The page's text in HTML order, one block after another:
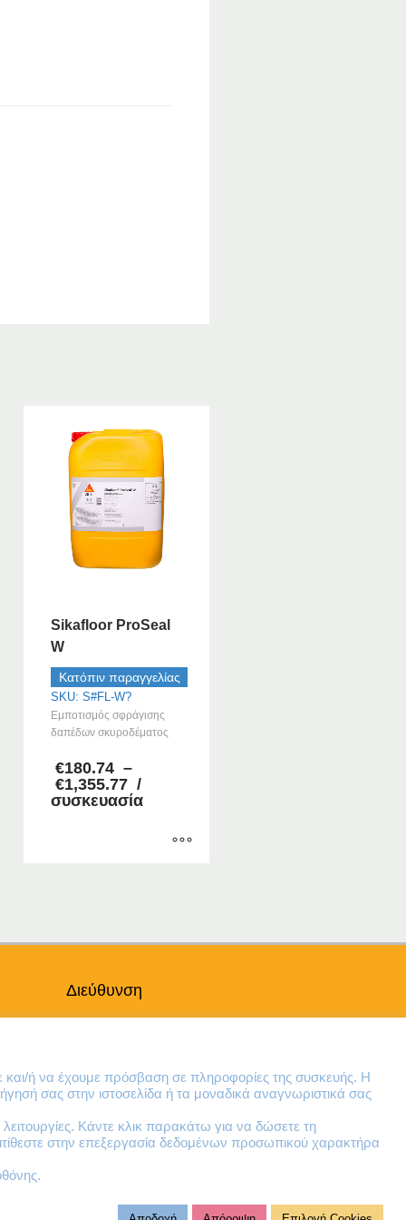
Sikafloor ProSeal
W
Κατόπιν παραγγελίας
SKU: S#FL-W?
Εμποτισμός σφράγισης
δαπέδων σκυροδέματος
€180.74 –
€1,355.77 Price
range:
through
/
συσκευασία
επιλεγούν
στη
του
προϊόντος
Διεύθυνση
Τ.Κ. 182 33
Email
και/ή να έχουμε πρόσβαση σε πληροφορίες της συσκευής. Η
σας στην ιστοσελίδα ή τα μοναδικά αναγνωριστικά σας
Κάντε κλικ παρακάτω για να δώσετε τη
στην επεξεργασία δεδομένων προσωπικού χαρακτήρα